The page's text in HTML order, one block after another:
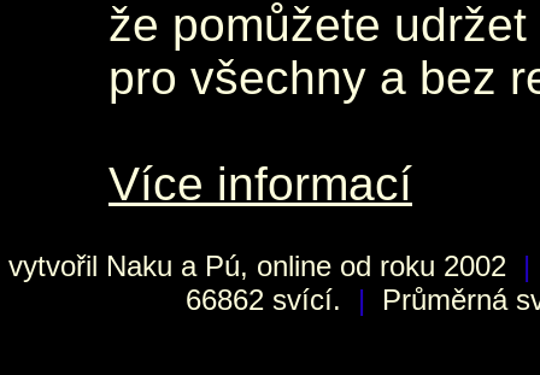
že pomůžete
pro všechny a bez
Více informací
vytvořil Naku a Pú, online od roku 2002 |
66862 svící.
| Průměrná